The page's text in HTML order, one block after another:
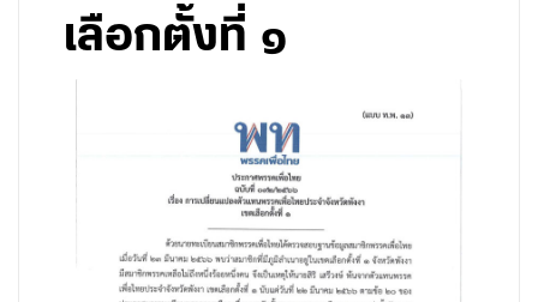
เลือกตั้งที่ ๑